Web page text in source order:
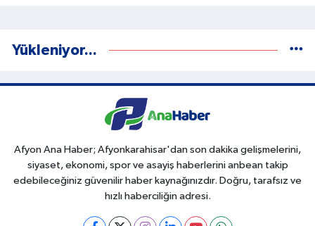
Yükleniyor...
Afyon Ana Haber; Afyonkarahisar'dan son dakika gelişmelerini,
siyaset, ekonomi, spor ve asayiş haberlerini anbean takip
edebileceğiniz güvenilir haber kaynağınızdır. Doğru, tarafsız ve
hızlı haberciliğin adresi.